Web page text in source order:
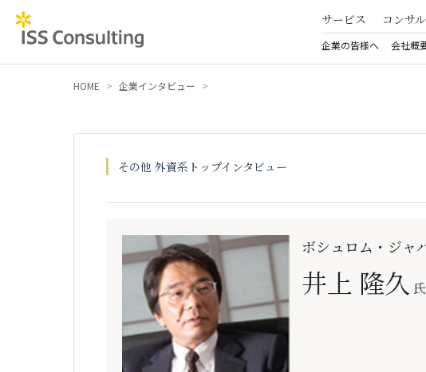
サービス コンサ
企業の皆様へ 会社概
HOME 企業インタビュー
その他 外資系トップインタビュー
ボシュロム・ジャ
井上 隆久 氏